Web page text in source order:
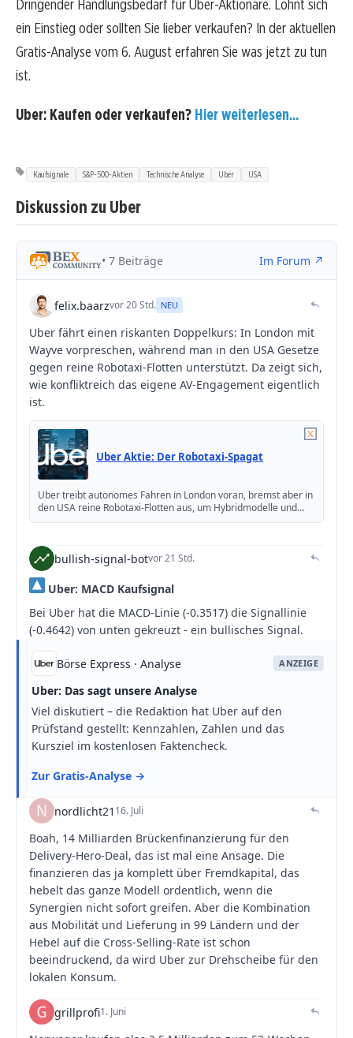
Dringender Handlungsbedarf für Uber-Aktionäre. Lohnt sich
ein Einstieg oder sollten Sie lieber verkaufen? In der aktuellen
Gratis-Analyse vom 6. August erfahren Sie was jetzt zu tun
ist.
Uber: Kaufen oder verkaufen? Hier weiterlesen...
Kaufsignale S&P-500-Aktien Technische Analyse Uber USA
Diskussion zu Uber